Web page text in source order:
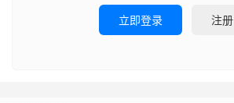
立即登录 注册